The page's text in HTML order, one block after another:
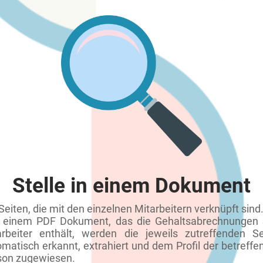
Stelle in einem Dokument
die mit den einzelnen Mitarbeitern verknüpft sind.
PDF Dokument, das die Gehaltsabrechnungen
enthält, werden die jeweils zutreffenden
erkannt, extrahiert und dem Profil der
zugewiesen.